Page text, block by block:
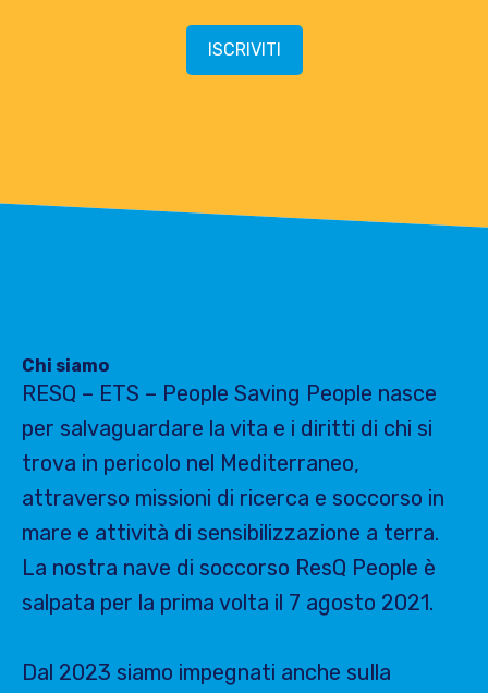
ISCRIVITI
Chi siamo
RESQ – ETS – People Saving People nasce
per salvaguardare la vita e i diritti di chi si
trova in pericolo nel Mediterraneo,
attraverso missioni di ricerca e soccorso in
mare e attività di sensibilizzazione a terra.
La nostra nave di soccorso ResQ People è
salpata per la prima volta il 7 agosto 2021.
Dal 2023 siamo impegnati anche sulla